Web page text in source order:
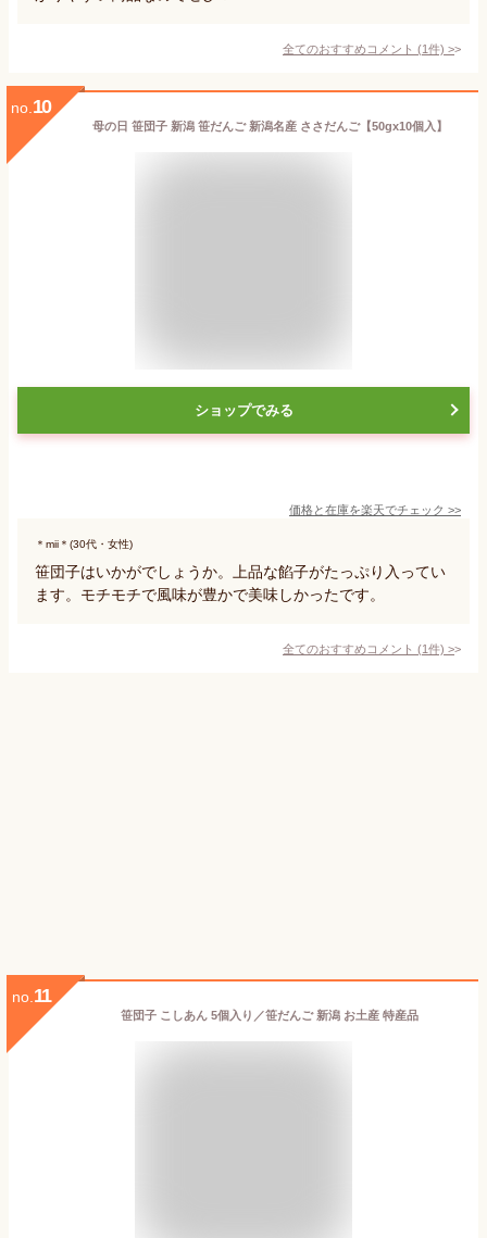
全てのおすすめコメント (1件) >
no. 10
母の日 笹団子 新潟 笹だんご 新潟名産 ささだんご【50gx10個入】
ショップでみる
価格と在庫を楽天でチェック >>
＊mii＊(30代・女性)
笹団子はいかがでしょうか。上品な餡子がたっぷり入ってい
ます。モチモチで風味が豊かで美味しかったです。
全てのおすすめコメント (1件) >
no. 11
笹団子 こしあん 5個入り／笹だんご 新潟 お土産 特産品